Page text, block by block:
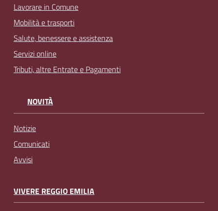
Lavorare in Comune
Mobilità e trasporti
Salute, benessere e assistenza
Servizi online
Tributi, altre Entrate e Pagamenti
NOVITÀ
Notizie
Comunicati
Avvisi
VIVERE REGGIO EMILIA